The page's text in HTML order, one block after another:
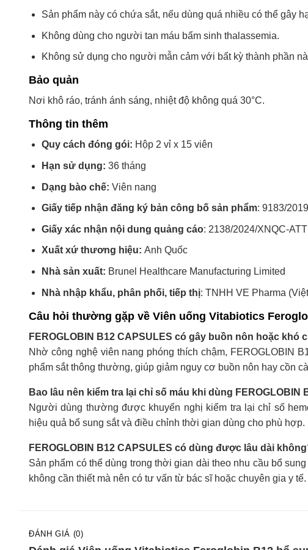
Sản phẩm này có chứa sắt, nếu dùng quá nhiều có thể gây
Không dùng cho người tan máu bẩm sinh thalassemia.
Không sử dụng cho người mẫn cảm với bất kỳ thành phần
Bảo quản
Nơi khô ráo, tránh ánh sáng, nhiệt độ không quá 30°C.
Thông tin thêm
Quy cách đóng gói: Hộp 2 vỉ x 15 viên
Hạn sử dụng: 36 tháng
Dạng bào chế: Viên nang
Giấy tiếp nhận đăng ký bản công bố sản phẩm: 9183/
Giấy xác nhận nội dung quảng cáo: 2138/2024/XNQC-
Xuất xứ thương hiệu: Anh Quốc
Nhà sản xuất: Brunel Healthcare Manufacturing Limited
Nhà nhập khẩu, phân phối, tiếp thị: TNHH VE Pharma
Câu hỏi thường gặp về Viên uống Vitabiotics
FEROGLOBIN B12 CAPSULES có gây buồn nôn hoặc khó
Nhờ công nghệ viên nang phóng thích chậm, FEROGLOBIN
phẩm sắt thông thường, giúp giảm nguy cơ buồn nôn hay cồn
Bao lâu nên kiểm tra lại chỉ số máu khi dùng FEROGLOBIN
Người dùng thường được khuyến nghị kiểm tra lại chỉ số
hiệu quả bổ sung sắt và điều chỉnh thời gian dùng cho phù hợp.
FEROGLOBIN B12 CAPSULES có dùng được lâu dài
Sản phẩm có thể dùng trong thời gian dài theo nhu cầu bổ
không cần thiết mà nên có tư vấn từ bác sĩ hoặc chuyên gia y tế.
ĐÁNH GIÁ (0)